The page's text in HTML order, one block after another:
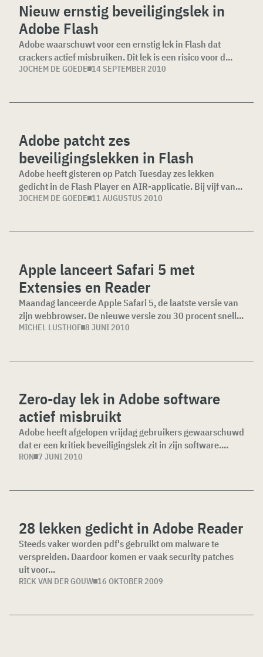
Nieuw ernstig beveiligingslek in
Adobe Flash
Adobe waarschuwt voor een ernstig lek in Flash dat
crackers actief misbruiken. Dit lek is een risico voor d...
JOCHEM DE GOEDE 14 SEPTEMBER 2010
Adobe patcht zes
beveiligingslekken in Flash
Adobe heeft gisteren op Patch Tuesday zes lekken
gedicht in de Flash Player en AIR-applicatie. Bij vijf van...
JOCHEM DE GOEDE 11 AUGUSTUS 2010
Apple lanceert Safari 5 met
Extensies en Reader
Maandag lanceerde Apple Safari 5, de laatste versie van
zijn webbrowser. De nieuwe versie zou 30 procent snell...
MICHEL LUSTHOF 8 JUNI 2010
Zero-day lek in Adobe software
actief misbruikt
Adobe heeft afgelopen vrijdag gebruikers gewaarschuwd
dat er een kritiek beveiligingslek zit in zijn software....
RON 7 JUNI 2010
28 lekken gedicht in Adobe Reader
Steeds vaker worden pdf's gebruikt om malware te
verspreiden. Daardoor komen er vaak security patches
uit voor...
RICK VAN DER GOUW 16 OKTOBER 2009